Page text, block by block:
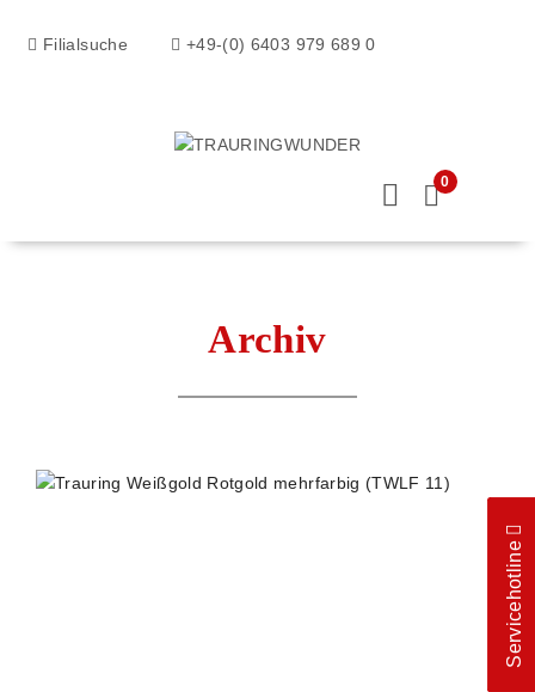
Filialsuche +49-(0) 6403 979 689 0
0
Archiv
Servicehotline